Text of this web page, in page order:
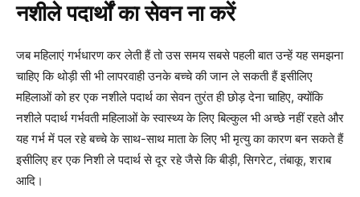
नशीले पदार्थों का सेवन ना करें
जब महिलाएं गर्भधारण कर लेती हैं तो उस समय सबसे पहली बात उन्हें यह समझना
चाहिए कि थोड़ी सी भी लापरवाही उनके बच्चे की जान ले सकती हैं इसीलिए
महिलाओं को हर एक नशीले पदार्थ का सेवन तुरंत ही छोड़ देना चाहिए, क्योंकि
नशीले पदार्थ गर्भवती महिलाओं के स्वास्थ्य के लिए बिल्कुल भी अच्छे नहीं रहते और
यह गर्भ में पल रहे बच्चे के साथ-साथ माता के लिए भी मृत्यु का कारण बन सकते हैं
इसीलिए हर एक निशी ले पदार्थ से दूर रहे जैसे कि बीड़ी, सिगरेट, तंबाकू, शराब
आदि।